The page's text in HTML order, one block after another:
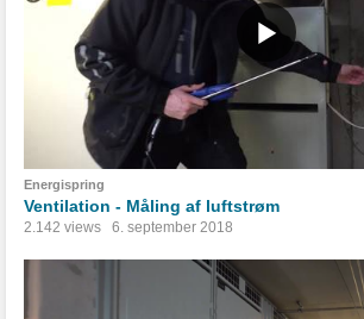
Energispring
Ventilation - Måling af luftstrøm
2.142 views 6. september 2018